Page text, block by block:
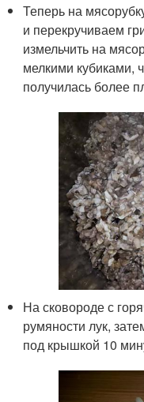
Теперь на
и перекручиваем
измельчить на
мелкими кубиками,
получилась более
На сковороде с
румяности лук,
под крышкой 10